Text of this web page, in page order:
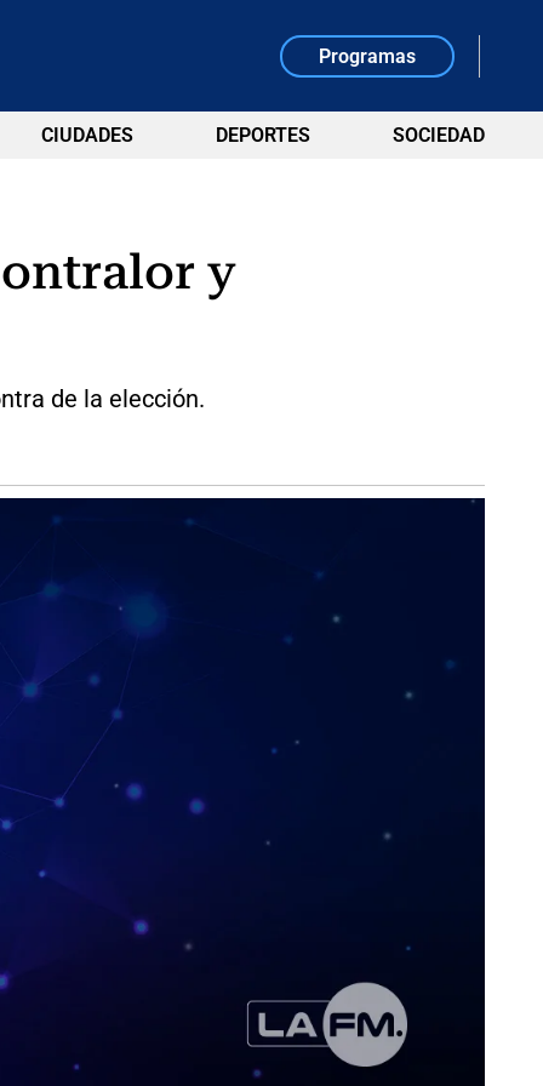
Programas
CIUDADES DEPORTES SOCIEDAD
y
de la elección.